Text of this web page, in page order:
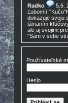
Radko
5.6.
Ľubomír
dokazuje svoju
lámaním
ale aj svojimi
"Sám v sebe
,!Gratulácia!!!
15:30
Nedocenený
lezec známy
Morales predá
v krabici,
zľava nech
Používateľské
Heslo